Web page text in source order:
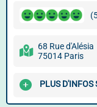
68 Rue d'Alésia
75014 Paris
PLUS D'INFOS